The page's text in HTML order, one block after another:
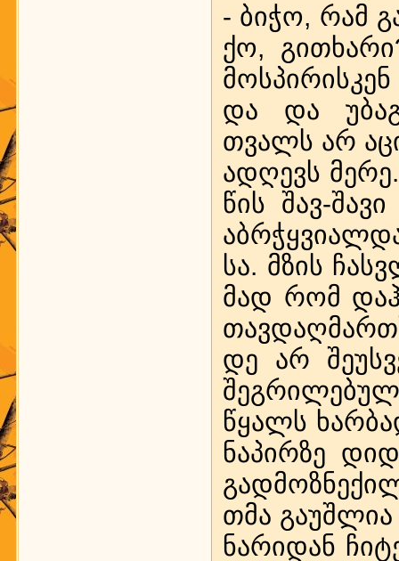
- ბი­ჭო, რამ
ქო,
და და
თვალს არ
ად­ღევს
წის შავ-
სა. მზის
მად რომ
დე არ
წყალს
ნა­პირ­ზე
თმა
ნა­რი­დან